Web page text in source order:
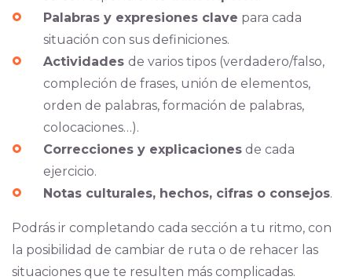
Palabras y expresiones clave para cada
situación con sus definiciones.
Actividades de varios tipos (verdadero/falso,
compleción de frases, unión de elementos,
orden de palabras, formación de palabras,
colocaciones…).
Correcciones y explicaciones de cada
ejercicio.
Notas culturales, hechos, cifras o consejos.
Podrás ir completando cada sección a tu ritmo, con
la posibilidad de cambiar de ruta o de rehacer las
situaciones que te resulten más complicadas.